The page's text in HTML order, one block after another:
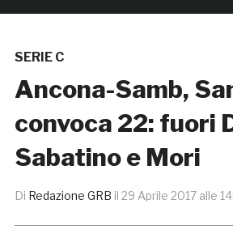
SERIE C
Ancona-Samb,
convoca 22: fuori
Sabatino e Mori
Di Redazione GRB il 29 Aprile 2017 alle